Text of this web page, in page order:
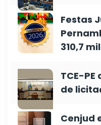
Festas
310,7
TCE-
de
Cenjud